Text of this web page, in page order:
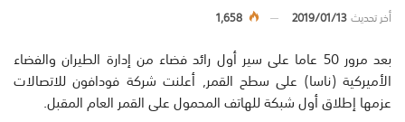
أخر تحديث2019/01/13
1,658
بعد مرور 50 عاما على سير أول رائد فضاء من إدارة الطيران والفضاء
الأميركية (ناسا) على سطح القمر, أعلنت شركة فودافون للاتصالات
عزمها إطلاق أول شبكة للهاتف المحمول على القمر العام المقبل.